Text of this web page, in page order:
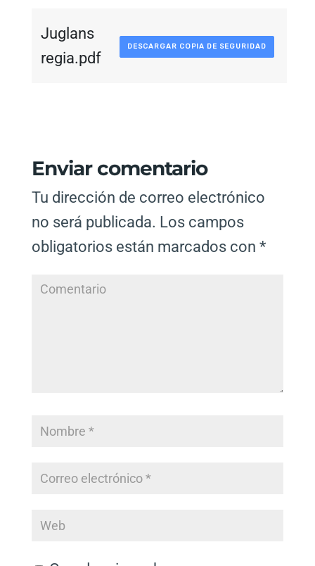
Juglans
regia.pdf
DESCARGAR COPIA DE SEGURIDAD
Enviar comentario
Tu dirección de correo electrónico
no será publicada. Los campos
obligatorios están marcados con *